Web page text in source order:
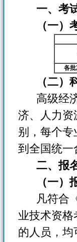
一、 考
（一）
各批
（二）科
高级经
济、人力资
别，每个
到全国统一
二、报
（一）
凡符合
业技术资
的人员，均